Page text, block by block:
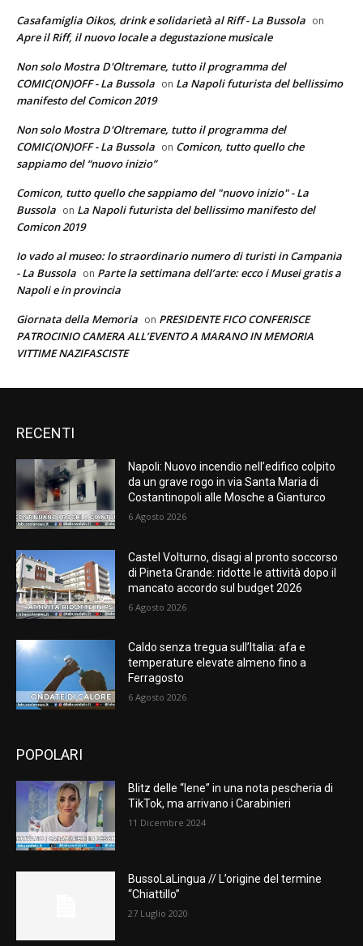
Casafamiglia Oikos, drink e solidarietà al Riff - La Bussola on
Apre il Riff, il nuovo locale a degustazione musicale
Non solo Mostra D'Oltremare, tutto il programma del
COMIC(ON)OFF - La Bussola on La Napoli futurista del bellissimo
manifesto del Comicon 2019
Non solo Mostra D'Oltremare, tutto il programma del
COMIC(ON)OFF - La Bussola on Comicon, tutto quello che
sappiamo del “nuovo inizio”
Comicon, tutto quello che sappiamo del "nuovo inizio" - La
Bussola on La Napoli futurista del bellissimo manifesto del
Comicon 2019
Io vado al museo: lo straordinario numero di turisti in Campania
- La Bussola on Parte la settimana dell’arte: ecco i Musei gratis a
Napoli e in provincia
Giornata della Memoria on PRESIDENTE FICO CONFERISCE
PATROCINIO CAMERA ALL’EVENTO A MARANO IN MEMORIA
VITTIME NAZIFASCISTE
RECENTI
Napoli: Nuovo incendio nell’edifico colpito
da un grave rogo in via Santa Maria di
Costantinopoli alle Mosche a Gianturco
6 Agosto 2026
Castel Volturno, disagi al pronto soccorso
di Pineta Grande: ridotte le attività dopo il
mancato accordo sul budget 2026
6 Agosto 2026
Caldo senza tregua sull’Italia: afa e
temperature elevate almeno fino a
Ferragosto
6 Agosto 2026
POPOLARI
Blitz delle “Iene” in una nota pescheria di
TikTok, ma arrivano i Carabinieri
11 Dicembre 2024
BussoLaLingua // L’origine del termine
“Chiattillo”
27 Luglio 2020